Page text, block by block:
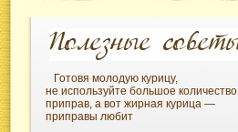
Готовя молодую курицу,
не используйте большое количество
приправ, а вот жирная курица —
приправы любит